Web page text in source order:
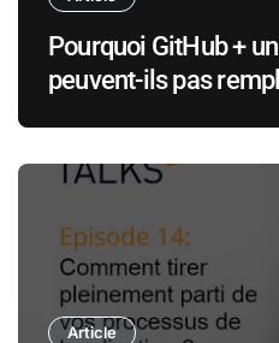
Pourquoi GitHub +
peuvent-ils pas
Article